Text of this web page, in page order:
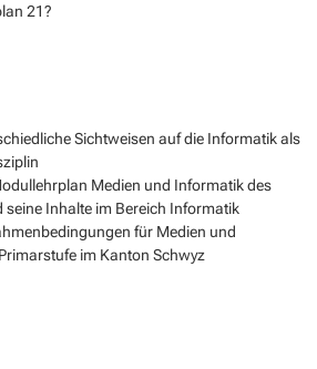
21?
Sichtweisen auf die Informatik als
Medien und Informatik des
seine Inhalte im Bereich Informatik
für Medien und
im Kanton Schwyz